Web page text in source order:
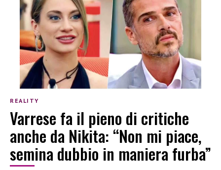
REALITY
Varrese fa il pieno di critiche
anche da Nikita: “Non mi piace,
semina dubbio in maniera furba”